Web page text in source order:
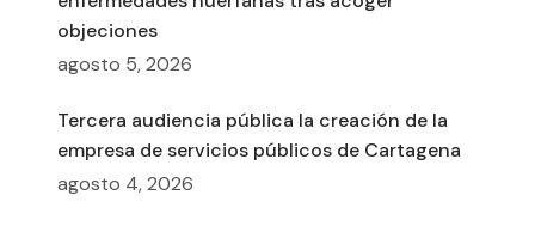
objeciones
agosto 5, 2026
Tercera audiencia pública la creación de la
empresa de servicios públicos de Cartagena
agosto 4, 2026